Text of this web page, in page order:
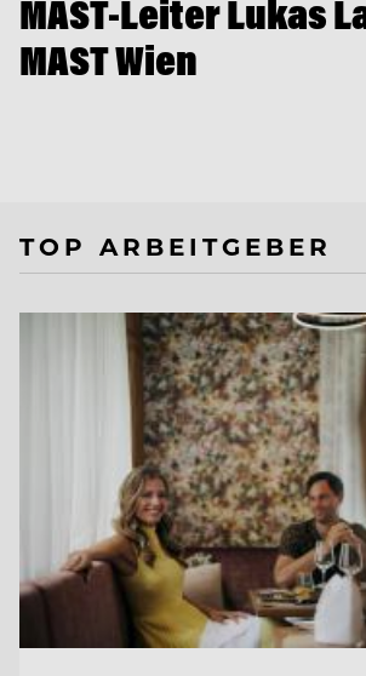
MAST-Leiter Lukas
MAST Wien
TOP ARBEITGEBER